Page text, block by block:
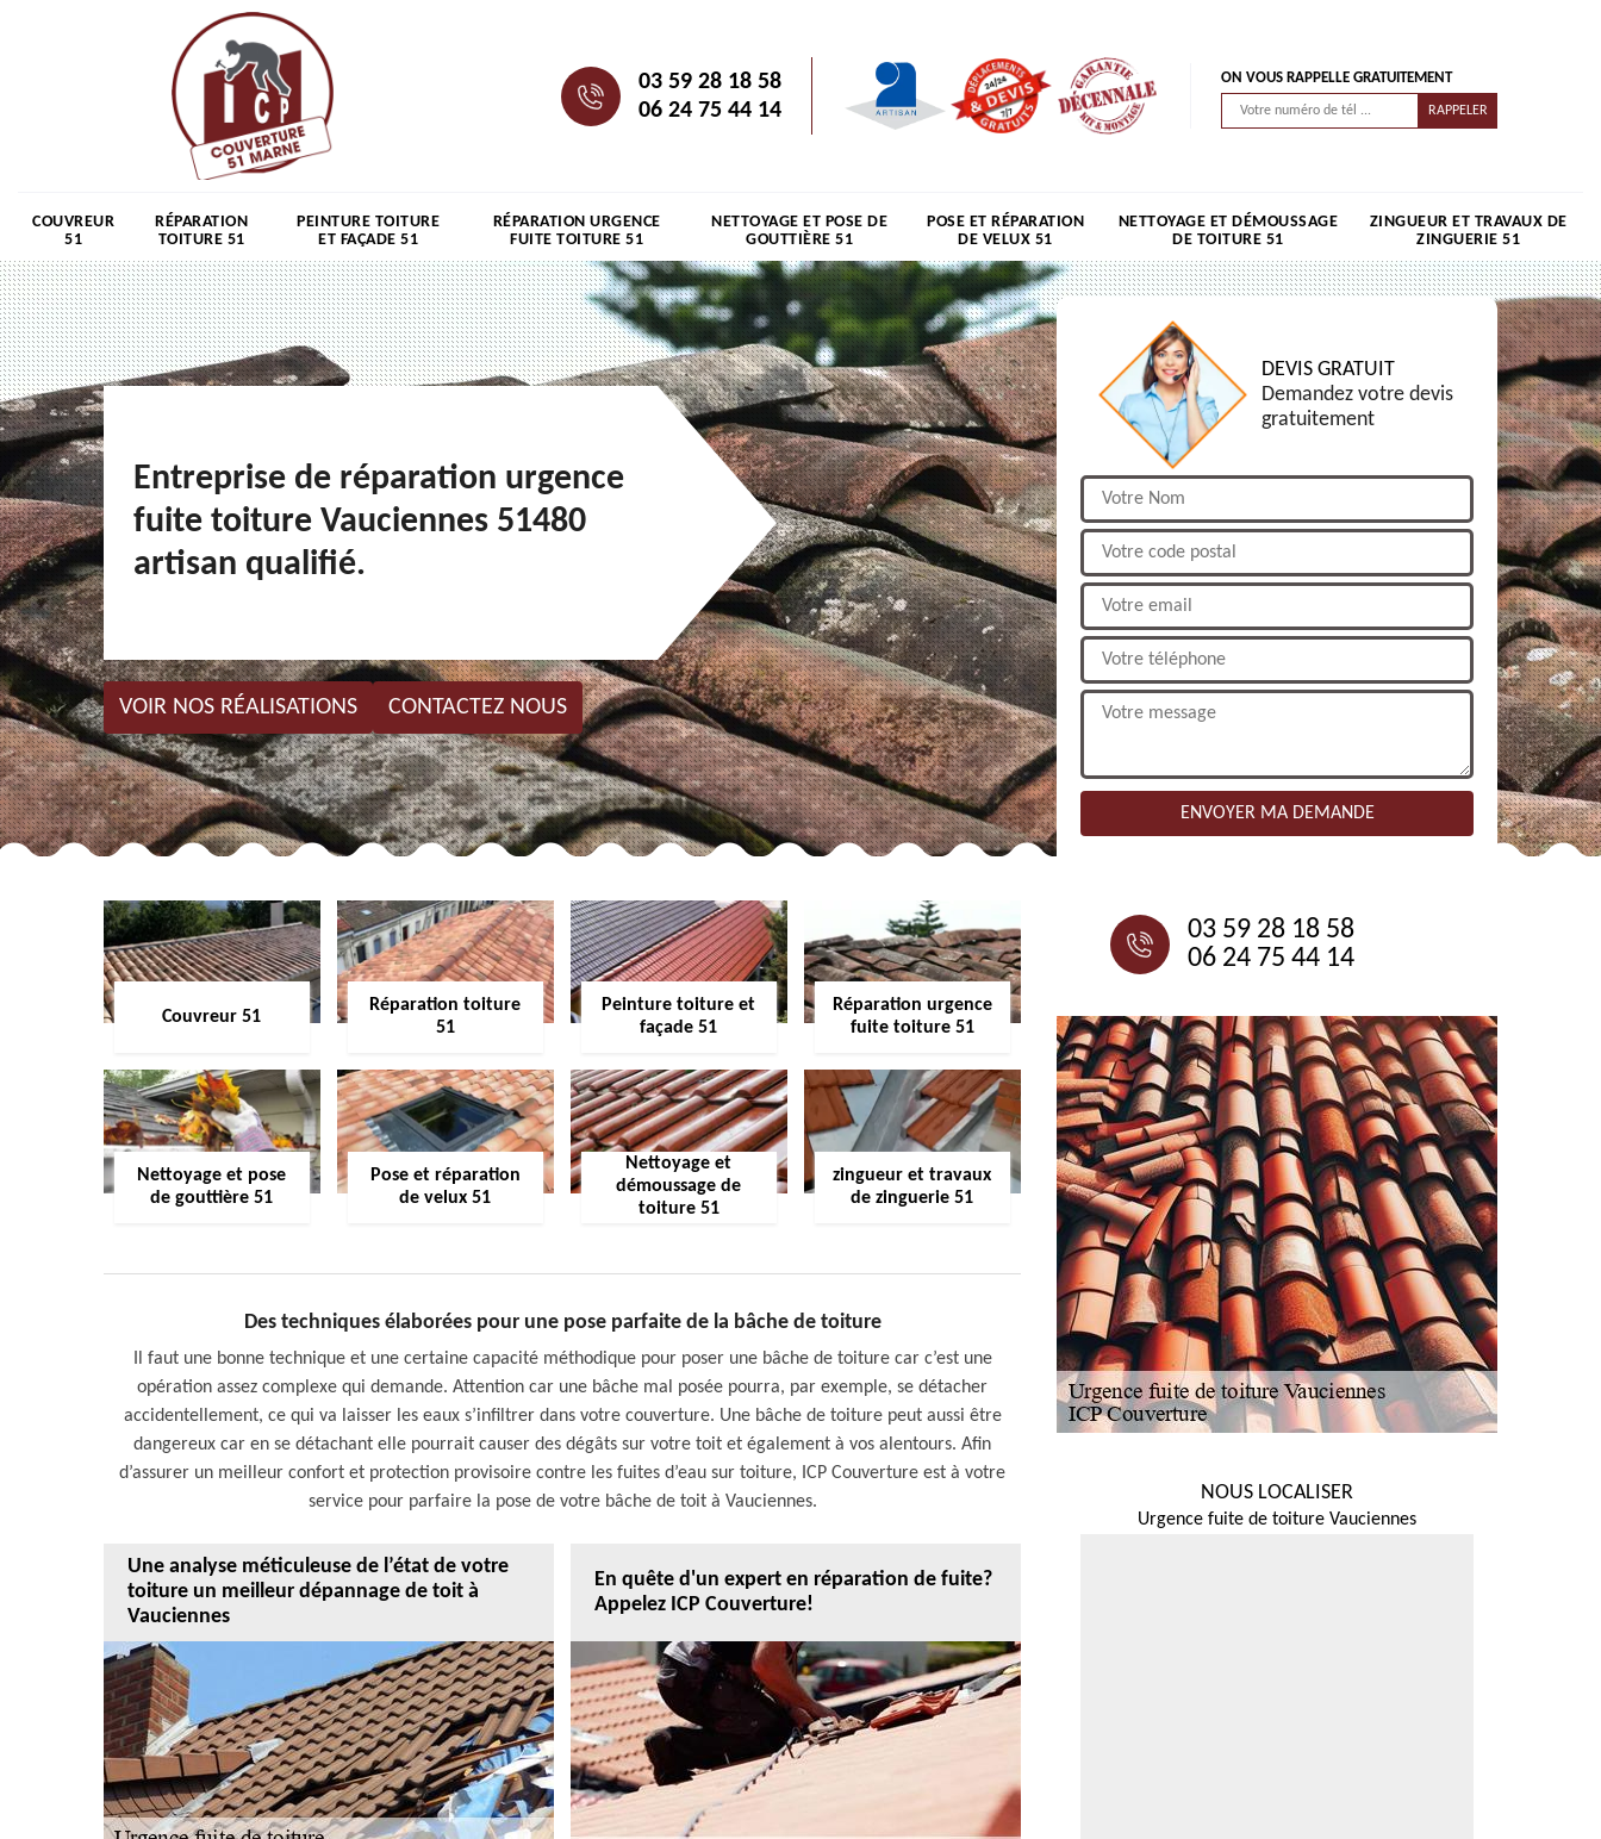
03 59 28 18 58
06 24 75 44 14
ON VOUS RAPPELLE GRATUITEMENT
COUVREUR
51
RÉPARATION
TOITURE 51
PEINTURE TOITURE
ET FAÇADE 51
RÉPARATION URGENCE
FUITE TOITURE 51
NETTOYAGE ET POSE DE
GOUTTIÈRE 51
POSE ET RÉPARATION
DE VELUX 51
NETTOYAGE ET DÉMOUSSAGE
DE TOITURE 51
ZINGUEUR ET TRAVAUX DE
ZINGUERIE 51
Entreprise de réparation urgence
fuite toiture Vauciennes 51480
artisan qualifié.
VOIR NOS RÉALISATIONS CONTACTEZ NOUS
Couvreur 51
Réparation toiture
51
Peinture toiture et
façade 51
Réparation urgence
fuite toiture 51
Nettoyage et pose
de gouttière 51
Pose et réparation
de velux 51
Nettoyage et
démoussage de
toiture 51
zingueur et travaux
de zinguerie 51
Des techniques élaborées pour une pose parfaite de la bâche de toiture
Il faut une bonne technique et une certaine capacité méthodique pour poser une bâche de toiture car c’est une
opération assez complexe qui demande. Attention car une bâche mal posée pourra, par exemple, se détacher
accidentellement, ce qui va laisser les eaux s’infiltrer dans votre couverture. Une bâche de toiture peut aussi être
dangereux car en se détachant elle pourrait causer des dégâts sur votre toit et également à vos alentours. Afin
d’assurer un meilleur confort et protection provisoire contre les fuites d’eau sur toiture, ICP Couverture est à votre
service pour parfaire la pose de votre bâche de toit à Vauciennes.
Une analyse méticuleuse de l’état de votre
toiture un meilleur dépannage de toit à
Vauciennes
En quête d'un expert en réparation de fuite?
Appelez ICP Couverture!
DEVIS GRATUIT
Demandez votre devis
gratuitement
03 59 28 18 58
06 24 75 44 14
NOUS LOCALISER
Urgence fuite de toiture Vauciennes